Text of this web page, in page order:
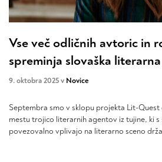
Vse več odličnih avtoric in
spreminja slovaška literarna
9. oktobra 2025 v Novice
Septembra smo v sklopu projekta Lit-
mestu trojico literarnih agentov iz tujine, ki
povezovalno vplivajo na literarno sceno